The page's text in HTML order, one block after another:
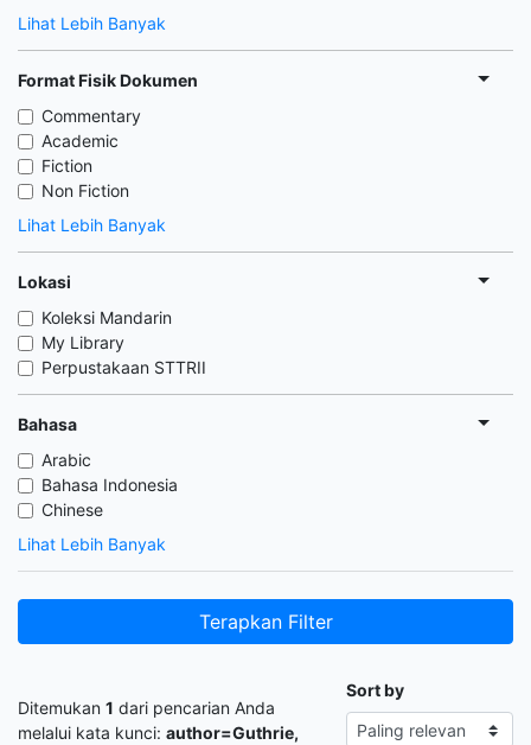
Lihat Lebih Banyak
Format Fisik Dokumen
Commentary
Academic
Fiction
Non Fiction
Lihat Lebih Banyak
Lokasi
Koleksi Mandarin
My Library
Perpustakaan STTRII
Bahasa
Arabic
Bahasa Indonesia
Chinese
Lihat Lebih Banyak
Terapkan Filter
Ditemukan 1 dari pencarian Anda
melalui kata kunci: author=Guthrie,
Sort by